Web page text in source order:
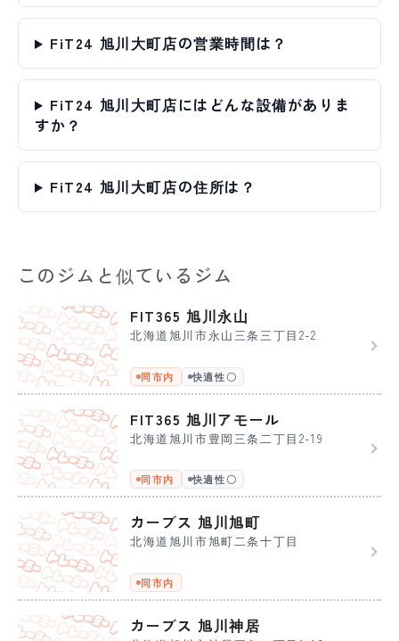
FiT24 旭川大町店の営業時間は？
FiT24 旭川大町店にはどんな設備がありま
すか？
FiT24 旭川大町店の住所は？
このジムと似ているジム
FIT365 旭川永山
北海道旭川市永山三条三丁目2-2
同市内 快適性〇
FIT365 旭川アモール
北海道旭川市豊岡三条二丁目2-19
同市内 快適性〇
カーブス 旭川旭町
北海道旭川市旭町二条十丁目
同市内
カーブス 旭川神居